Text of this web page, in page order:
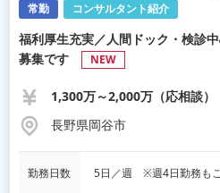
常勤 コンサルタント紹介
福利厚生充実／人間ドック・検診
募集です
NEW
1,300万～2,000万（応相談）
長野県岡谷市
勤務日数 5日／週　※週4日勤務も